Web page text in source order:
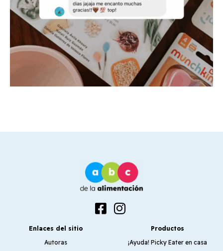
Enlaces del sitio
Autoras
Productos
¡Ayuda! Picky Eater en casa